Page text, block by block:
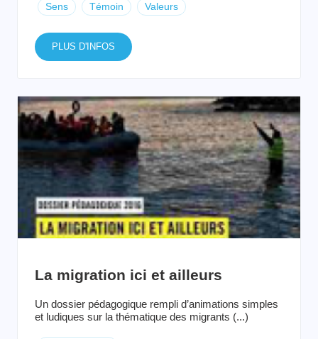
Sens Témoin Valeurs
PLUS D'INFOS
La migration ici et ailleurs
Un dossier pédagogique rempli d’animations simples
et ludiques sur la thématique des migrants (...)